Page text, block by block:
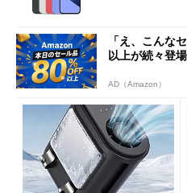
「え、こんな
以上が続々登
AD（Amazon）